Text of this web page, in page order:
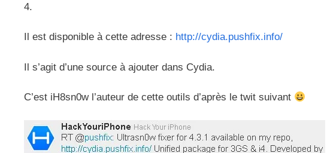
4.
Il est disponible à cette adresse : http://cydia.pushfix.info/
Il s’agit d’une source à ajouter dans Cydia.
C’est iH8sn0w l’auteur de cette outils d’après le twit suivant